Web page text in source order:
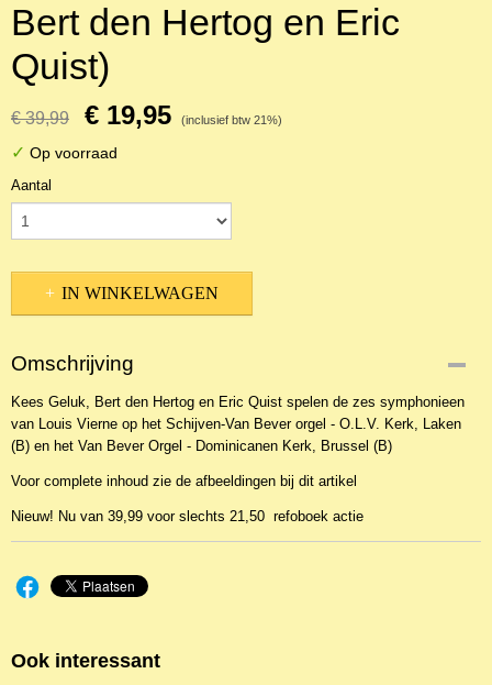
Bert den Hertog en Eric
Quist)
€ 39,99 € 19,95 (inclusief btw 21%)
✓ Op voorraad
Aantal
IN WINKELWAGEN
Omschrijving
Kees Geluk, Bert den Hertog en Eric Quist spelen de zes symphonieen
van Louis Vierne op het Schijven-Van Bever orgel - O.L.V. Kerk, Laken
(B) en het Van Bever Orgel - Dominicanen Kerk, Brussel (B)
Voor complete inhoud zie de afbeeldingen bij dit artikel
Nieuw! Nu van 39,99 voor slechts 21,50 refoboek actie
Ook interessant